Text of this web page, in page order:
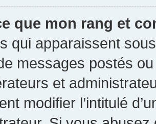
que mon rang et
qui apparaissent
messages postés
et
modifier l’intitulé